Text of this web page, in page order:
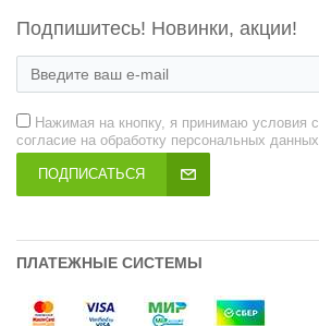
Подпишитесь! Новинки, акции!
Нажимая на кнопку, я принимаю условия
согласие на обработку персональных
ПОДПИСАТЬСЯ
ПЛАТЕЖНЫЕ СИСТЕМЫ